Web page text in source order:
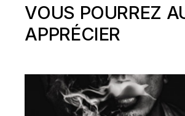
VOUS POURREZ
APPRÉCIER